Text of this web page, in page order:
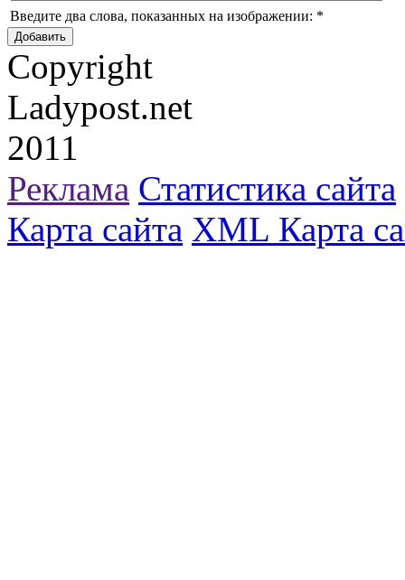
Введите два слова, показанных на изображении: *
Copyright
Ladypost.net
2011
Реклама Статистика сайта
Карта сайта XML Карта